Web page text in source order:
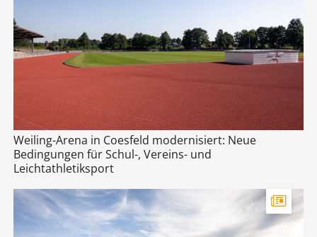
Weiling-Arena in Coesfeld modernisiert: Neue
Bedingungen für Schul-, Vereins- und
Leichtathletiksport